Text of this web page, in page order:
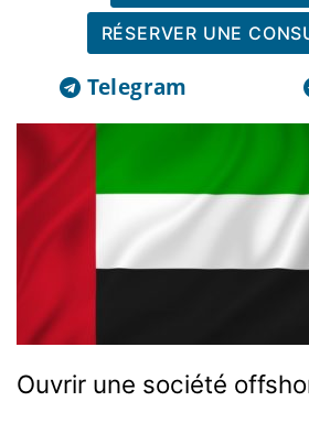
RÉSERVER UNE
Telegram
Ouvrir une société